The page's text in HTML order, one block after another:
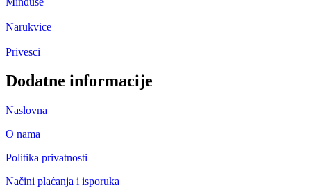
Narukvice
Privesci
Dodatne informacije
Naslovna
O nama
Politika privatnosti
Načini plaćanja i isporuka